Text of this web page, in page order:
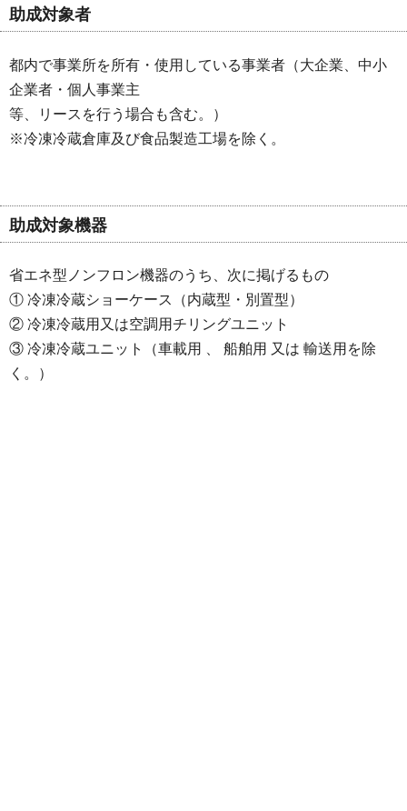
助成対象者
都内で事業所を所有・使用している事業者（大企業、中小
企業者・個人事業主
等、リースを行う場合も含む。）
※冷凍冷蔵倉庫及び食品製造工場を除く。
助成対象機器
省エネ型ノンフロン機器のうち、次に掲げるもの
① 冷凍冷蔵ショーケース（内蔵型・別置型）
② 冷凍冷蔵用又は空調用チリングユニット
③ 冷凍冷蔵ユニット（車載用 、 船舶用 又は 輸送用を除
く。）